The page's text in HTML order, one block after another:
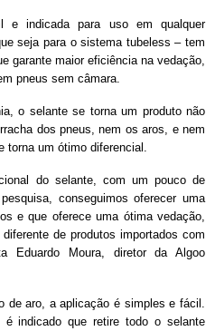
e indicada para uso em qualquer
seja para o sistema tubeless – tem
garante maior eficiência na vedação,
pneus sem câmara.
o selante se torna um produto não
dos pneus, nem os aros, e nem
torna um ótimo diferencial.
do selante, com um pouco de
conseguimos oferecer uma
e que oferece uma ótima vedação,
de produtos importados com
Eduardo Moura, diretor da Algoo
de aro, a aplicação é simples e fácil.
é indicado que retire todo o selante